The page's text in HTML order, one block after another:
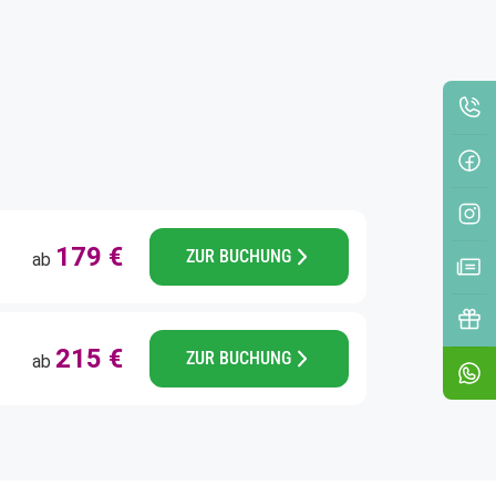
ab 179 € ZUR BUCHUNG
ab 215 € ZUR BUCHUNG